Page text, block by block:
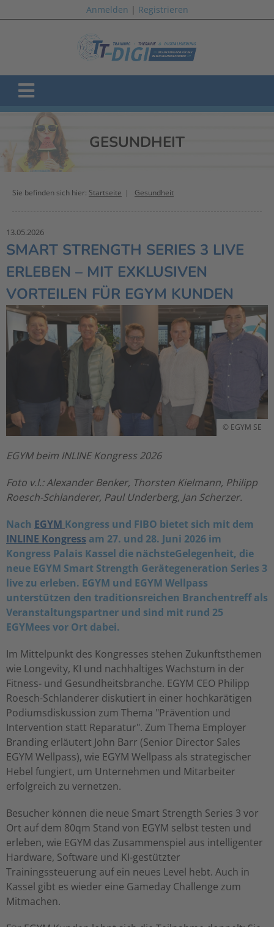
Anmelden | Registrieren
GESUNDHEIT
Sie befinden sich hier: Startseite Gesundheit
13.05.2026
SMART STRENGTH SERIES 3 LIVE
ERLEBEN – MIT EXKLUSIVEN
VORTEILEN FÜR EGYM KUNDEN
© EGYM SE
EGYM beim INLINE Kongress 2026
Foto v.l.: Alexander Benker, Thorsten Kielmann, Philipp
Roesch-Schlanderer, Paul Underberg, Jan Scherzer.
Nach EGYM Kongress und FIBO bietet sich mit dem
INLINE Kongress am 27. und 28. Juni 2026 im
Kongress Palais Kassel die nächsteGelegenheit, die
neue EGYM Smart Strength Gerätegeneration Series 3
live zu erleben. EGYM und EGYM Wellpass
unterstützen den traditionsreichen Branchentreff als
Veranstaltungspartner und sind mit rund 25
EGYMees vor Ort dabei.
Im Mittelpunkt des Kongresses stehen Zukunftsthemen
wie Longevity, KI und nachhaltiges Wachstum in der
Fitness- und Gesundheitsbranche. EGYM CEO Philipp
Roesch-Schlanderer diskutiert in einer hochkarätigen
Podiumsdiskussion zum Thema "Prävention und
Intervention statt Reparatur". Zum Thema Employer
Branding erläutert John Barr (Senior Director Sales
EGYM Wellpass), wie EGYM Wellpass als strategischer
Hebel fungiert, um Unternehmen und Mitarbeiter
erfolgreich zu vernetzen.
Besucher können die neue Smart Strength Series 3 vor
Ort auf dem 80qm Stand von EGYM selbst testen und
erleben, wie EGYM das Zusammenspiel aus intelligenter
Hardware, Software und KI-gestützter
Trainingssteuerung auf ein neues Level hebt. Auch in
Kassel gibt es wieder eine Gameday Challenge zum
Mitmachen.